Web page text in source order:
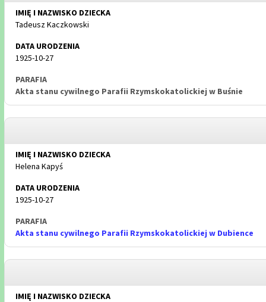
Tadeusz Kaczkowski
1925-10-27
Akta stanu cywilnego Parafii Rzymskokatolickiej w Buśnie
Helena Kapyś
1925-10-27
Akta stanu cywilnego Parafii Rzymskokatolickiej w Dubience